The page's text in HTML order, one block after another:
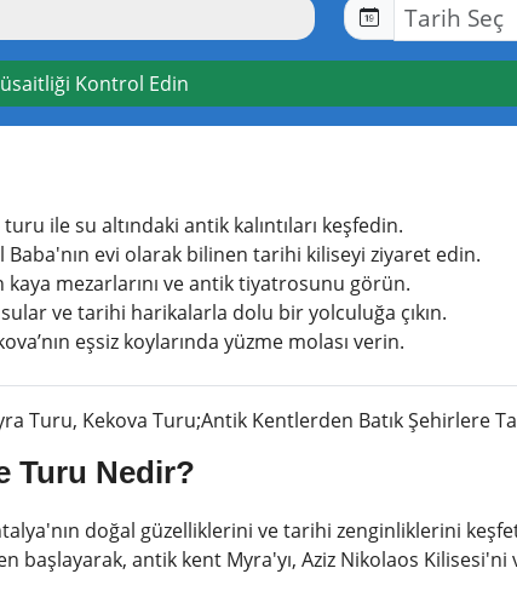
Kontrol Edin
ile su altındaki antik kalıntıları keşfedin.
Baba'nın evi olarak bilinen tarihi kiliseyi ziyaret edin.
kaya mezarlarını ve antik tiyatrosunu görün.
ve tarihi harikalarla dolu bir yolculuğa çıkın.
eşsiz koylarında yüzme molası verin.
Turu, Kekova Turu;Antik Kentlerden Batık Şehirlere
Turu Nedir?
doğal güzelliklerini ve tarihi zenginliklerini
başlayarak, antik kent Myra'yı, Aziz Nikolaos Kilisesi'ni